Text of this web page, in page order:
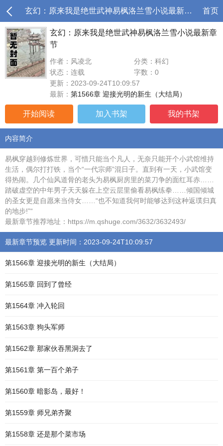
玄幻：原来我是绝世武神易枫洛兰雪小说最新章节 首页
玄幻：原来我是绝世武神易枫洛兰雪小说最新章
节
作者：风凌北
分类：科幻
状态：连载
字数：0
更新：2023-09-24T10:09:57
最新： 第1566章 迎接光明的新生（大结局）
开始阅读 加入书架 我的书架
内容简介
易枫穿越到修炼世界，可惜只能当个凡人，无奈只能开个小武馆维持
生活，偶尔打打铁，当个“一代宗师”混日子。直到有一天，小武馆变
得热闹。几个仙风道骨的老头为易枫厨房里的菜刀争的面红耳赤……
踏破虚空的中年男子天天躲在上空云层里偷看易枫练拳……倾国倾城
的圣女更是自愿来当侍女……“也不知道我何时能够达到这种返璞归真
的地步!”“
最新章节推荐地址：https://m.qshuge.com/3632/3632493/
最新章节预览 更新时间：2023-09-24T10:09:57
第1566章 迎接光明的新生（大结局）
第1565章 回到了曾经
第1564章 冲入轮回
第1563章 狗头军师
第1562章 那家伙吞黑洞去了
第1561章 第一百个弟子
第1560章 暗影岛，最好！
第1559章 师兄弟齐聚
第1558章 还是那个菜市场